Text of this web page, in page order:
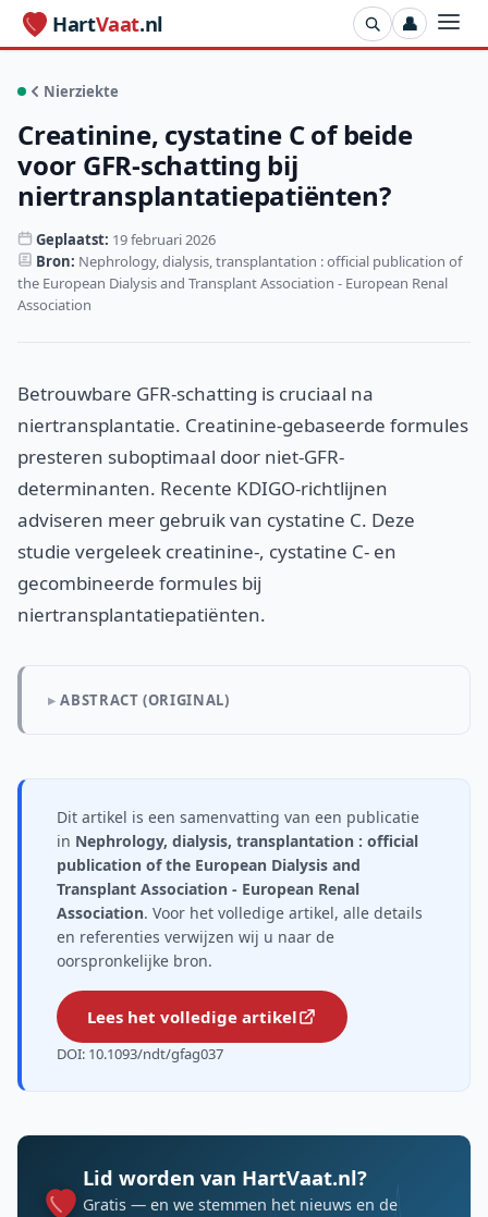
HartVaat.nl 👤
Nierziekte
Creatinine, cystatine C of beide
voor GFR-schatting bij
niertransplantatiepatiënten?
Geplaatst: 19 februari 2026
Bron: Nephrology, dialysis, transplantation : official publication of
the European Dialysis and Transplant Association - European Renal
Association
Betrouwbare GFR-schatting is cruciaal na
niertransplantatie. Creatinine-gebaseerde formules
presteren suboptimaal door niet-GFR-
determinanten. Recente KDIGO-richtlijnen
adviseren meer gebruik van cystatine C. Deze
studie vergeleek creatinine-, cystatine C- en
gecombineerde formules bij
niertransplantatiepatiënten.
ABSTRACT (ORIGINAL)
Dit artikel is een samenvatting van een publicatie
in Nephrology, dialysis, transplantation : official
publication of the European Dialysis and
Transplant Association - European Renal
Association. Voor het volledige artikel, alle details
en referenties verwijzen wij u naar de
oorspronkelijke bron.
Lees het volledige artikel
DOI: 10.1093/ndt/gfag037
Lid worden van HartVaat.nl?
Gratis — en we stemmen het nieuws en de